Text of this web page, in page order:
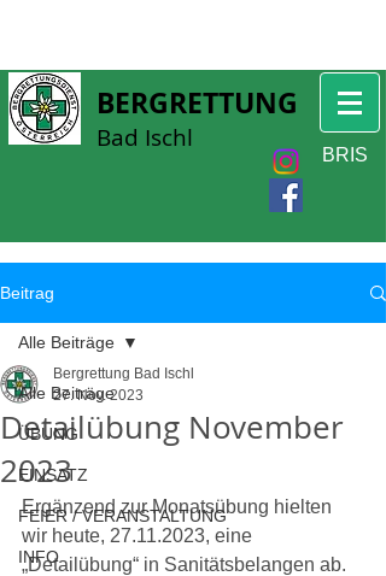
BERGRETTUNG
Bad Ischl
BRIS
Beitrag
Alle Beiträge
ÜBUNG
EINSATZ
FEIER / VERANSTALTUNG
INFO
Alle Beiträge
Detailübung November
2023
Bergrettung Bad Ischl
27. Nov. 2023
Ergänzend zur Monatsübung hielten
wir heute, 27.11.2023, eine
„Detailübung“ in Sanitätsbelangen ab.